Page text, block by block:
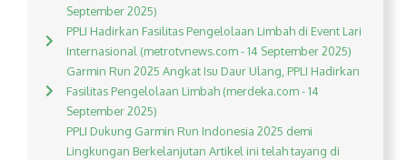
September 2025)
PPLI Hadirkan Fasilitas Pengelolaan Limbah di Event Lari
Internasional (metrotvnews.com - 14 September 2025)
Garmin Run 2025 Angkat Isu Daur Ulang, PPLI Hadirkan
Fasilitas Pengelolaan Limbah (merdeka.com - 14
September 2025)
PPLI Dukung Garmin Run Indonesia 2025 demi
Lingkungan Berkelanjutan Artikel ini telah tayang di